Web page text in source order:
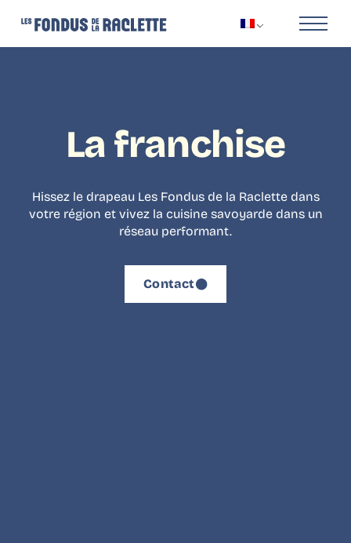
La franchise
Hissez le drapeau Les Fondus de la Raclette dans
votre région et vivez la cuisine savoyarde dans un
réseau performant.
Contact